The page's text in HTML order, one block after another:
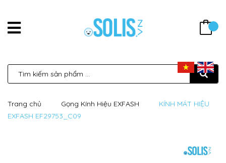
Trang chủ Gọng Kính Hiệu EXFASH
KÍNH MÁT HIỆU
EXFASH EF29753_C09